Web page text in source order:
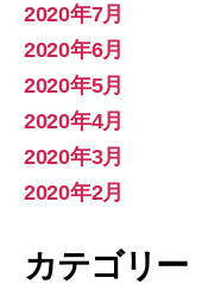
2020年7月
2020年6月
2020年5月
2020年4月
2020年3月
2020年2月
カテゴリー